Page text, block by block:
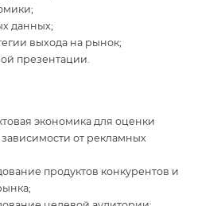
данных;
выхода на рынок;
презентации.
экономика для оценки
от рекламных
продуктов конкурентов и